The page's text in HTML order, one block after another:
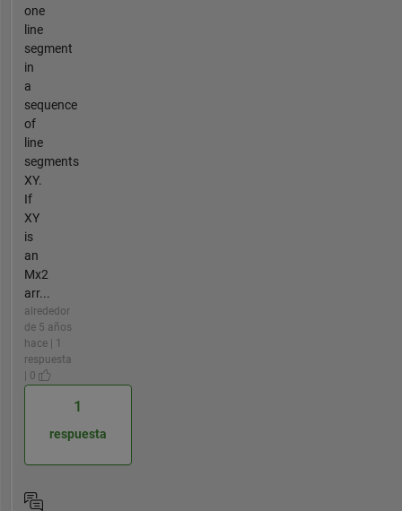
one
line
segment
in
a
sequence
of
line
segments
XY.
If
XY
is
an
Mx2
arr...
alrededor
de 5 años
hace | 1
respuesta
| 0
1
respuesta